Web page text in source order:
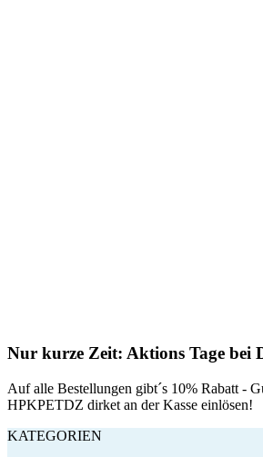
Nur kurze Zeit: Aktions Tage bei
Auf alle Bestellungen gibt´s 10% Rabatt -
HPKPETDZ dirket an der Kasse einlösen!
KATEGORIEN